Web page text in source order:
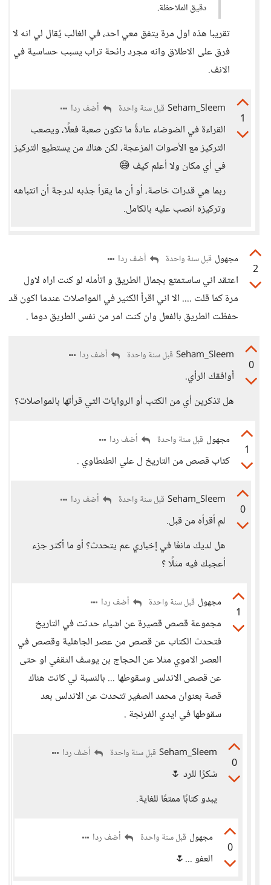
دقيق الملاحظة.
تقريبا هذه اول مرة يتفق معي احد، في الغالب يُقال لي انه لا
فرق على الاطلاق وانه مجرد رائحة تراب يسبب حساسية في
الانف.
1
Seham_Sleem قبل سنة واحدة أضف ردا
القراءة في الضوضاء عادةً ما تكون صعبة فعلًا، ويصعب
التركيز مع الأصوات المزعجة، لكن هناك من يستطيع التركيز
في أي مكان ولا أعلم كيف 😅
ربما هي قدرات خاصة، أو أن ما يقرأ جذبه لدرجة أن انتباهه
وتركيزه انصب عليه بالكامل.
2
مجهول قبل سنة واحدة أضف ردا
اعتقد اني ساستمتع بجمال الطريق و اتأمله لو كنت اراه لاول
مرة كما قلت .... الا اني اقرأ الكثير في المواصلات عندما اكون قد
حفظت الطريق بالفعل وان كنت امر من نفس الطريق دوما .
0
Seham_Sleem قبل سنة واحدة أضف ردا
أوافقك الرأي.
هل تذكرين أي من الكتب أو الروايات التي قرأتها بالمواصلات؟
1
مجهول قبل سنة واحدة أضف ردا
كتاب قصص من التاريخ ل علي الطنطاوي .
0
Seham_Sleem قبل سنة واحدة أضف ردا
لم أقرأه من قبل.
هل لديك مانعًا في إخباري عم يتحدث؟ أو ما أكثر جزء
أعجبك فيه مثلًا ؟
1
مجهول قبل سنة واحدة أضف ردا
مجموعة قصص قصيرة عن اشياء حدثت في التاريخ
فتحدث الكتاب عن قصص من عصر الجاهلية وقصص في
العصر الاموي مثلا عن الحجاج بن يوسف الثقفي او حتى
عن قصص الاندلس وسقوطها ... بالنسبة لي كانت هناك
قصة بعنوان محمد الصغير تتحدث عن الاندلس بعد
سقوطها في ايدي الفرنجة .
0
Seham_Sleem قبل سنة واحدة أضف ردا
شكرًا للرد 🌷
يبدو كتابًا ممتعًا للغاية.
0
مجهول قبل سنة واحدة أضف ردا
العفو ...🌷